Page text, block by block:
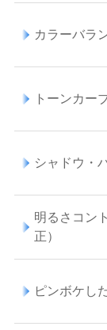
カラーバラ
トーンカー
シャドウ・
明るさコン
正）
ピンボケし